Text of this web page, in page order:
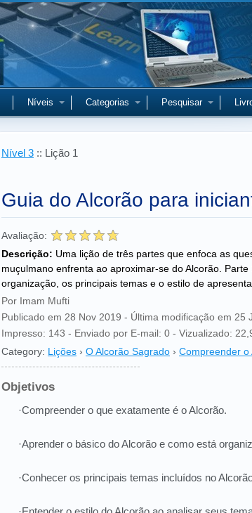
Níveis Categorias Pesquisar
Nível 3 :: Lição 1
Guia do Alcorão para
Avaliação:
Descrição: Uma lição de três partes que enfoca as
muçulmano enfrenta ao aproximar-se do Alcorão.
organização, os principais temas e o estilo de
Por Imam Mufti
Publicado em 28 Nov 2019 - Última modificação em 25
Impresso: 143 - Enviado por E-mail: 0 - Vizualizado:
Category: Lições › O Alcorão Sagrado › Compreender o
Objetivos
·Compreender o que exatamente é o Alcorão.
·Aprender o básico do Alcorão e como está
·Conhecer os principais temas incluídos no